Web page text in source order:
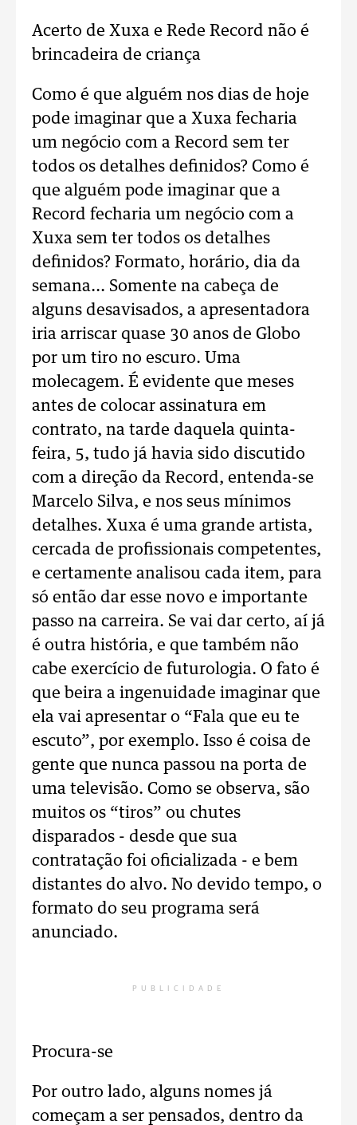
Acerto de Xuxa e Rede Record não é
brincadeira de criança
Como é que alguém nos dias de hoje
pode imaginar que a Xuxa fecharia
um negócio com a Record sem ter
todos os detalhes definidos? Como é
que alguém pode imaginar que a
Record fecharia um negócio com a
Xuxa sem ter todos os detalhes
definidos? Formato, horário, dia da
semana... Somente na cabeça de
alguns desavisados, a apresentadora
iria arriscar quase 30 anos de Globo
por um tiro no escuro. Uma
molecagem. É evidente que meses
antes de colocar assinatura em
contrato, na tarde daquela quinta-
feira, 5, tudo já havia sido discutido
com a direção da Record, entenda-se
Marcelo Silva, e nos seus mínimos
detalhes. Xuxa é uma grande artista,
cercada de profissionais competentes,
e certamente analisou cada item, para
só então dar esse novo e importante
passo na carreira. Se vai dar certo, aí já
é outra história, e que também não
cabe exercício de futurologia. O fato é
que beira a ingenuidade imaginar que
ela vai apresentar o “Fala que eu te
escuto”, por exemplo. Isso é coisa de
gente que nunca passou na porta de
uma televisão. Como se observa, são
muitos os “tiros” ou chutes
disparados - desde que sua
contratação foi oficializada - e bem
distantes do alvo. No devido tempo, o
formato do seu programa será
anunciado.
PUBLICIDADE
Procura-se
Por outro lado, alguns nomes já
começam a ser pensados, dentro da